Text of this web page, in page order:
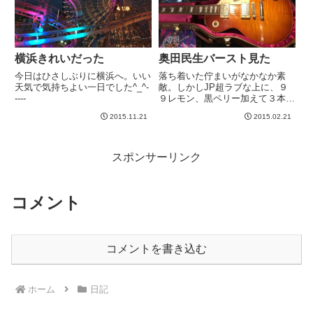
横浜きれいだった
今日はひさしぶりに横浜へ。いい
天気で気持ちよい一日でした^_^-
----
2015.11.21
奥田民生バースト見た
落ち着いた佇まいがなかなか素
敵。しかしJP超ラブな上に、９
９レモン、黒ペリー加えて３本も
いかに良い個体であろうとも、鑑
ってはいけないwブラッドウィッ
ト...
2015.02.21
スポンサーリンク
コメント
コメントを書き込む
ホーム 日記